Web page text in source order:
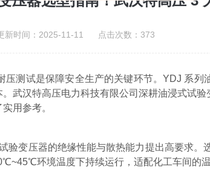
新时间：2025-11-11 点击次数：373
测试是保障安全生产的关键环节。YDJ 系
武汉特高压电力科技有限公司深耕油浸式试
用参考。
验变压器的绝缘性能与散热能力提出高要求
环境温度下持续运行，适配化工车间的温